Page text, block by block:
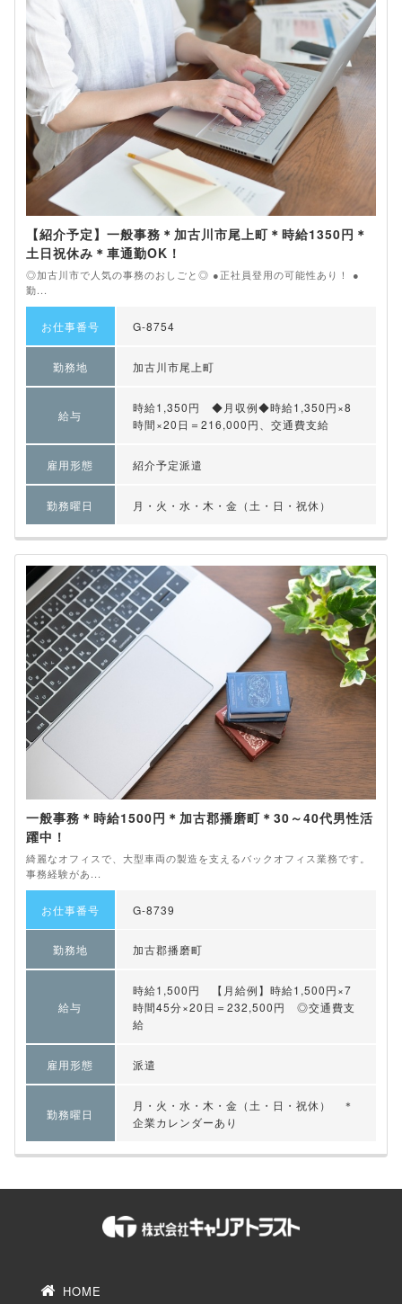
【紹介予定】一般事務＊加古川市尾上町＊時給1350円＊
土日祝休み＊車通勤OK！
◎加古川市で人気の事務のおしごと◎ ●正社員登用の可能性あり！ ●
勤...
お仕事番号 G-8754
勤務地 加古川市尾上町
給与
時給1,350円 ◆月収例◆時給1,350円×8
時間×20日＝216,000円、交通費支給
雇用形態 紹介予定派遣
勤務曜日 月・火・水・木・金（土・日・祝休）
一般事務＊時給1500円＊加古郡播磨町＊30～40代男性活
躍中！
綺麗なオフィスで、大型車両の製造を支えるバックオフィス業務です。
事務経験があ...
お仕事番号 G-8739
勤務地 加古郡播磨町
給与
時給1,500円 【月給例】時給1,500円×7
時間45分×20日＝232,500円 ◎交通費支
給
雇用形態 派遣
勤務曜日
月・火・水・木・金（土・日・祝休） ＊
企業カレンダーあり
HOME